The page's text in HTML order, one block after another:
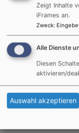
dem Wunsch
Sterbebett
Tel.0170/4440879.
Öffnungszeiten:
Donnerstag
In dieser Zeit
Zeigt Inhalte
iFrames an.
Zweck:
Alle Dienste
Diesen
aktivieren/
Auswahl akzeptieren